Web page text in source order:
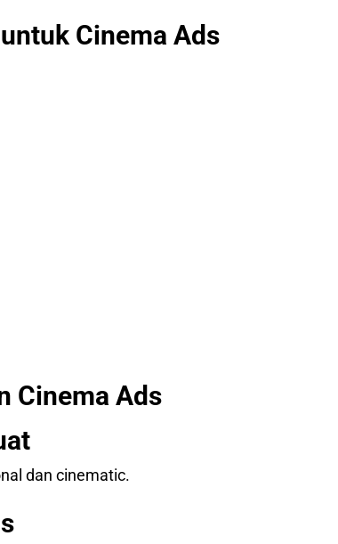
Cinema Ads
Cinema Ads
dan cinematic.